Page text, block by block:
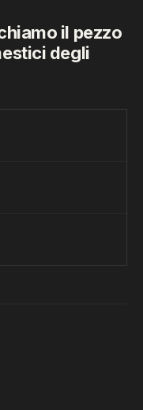
il pezzo
degli